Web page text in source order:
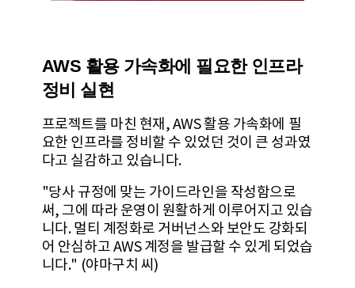
AWS 활용 가속화에 필요한 인프라
정비 실현
프로젝트를 마친 현재, AWS 활용 가속화에 필
요한 인프라를 정비할 수 있었던 것이 큰 성과였
다고 실감하고 있습니다.
"당사 규정에 맞는 가이드라인을 작성함으로
써, 그에 따라 운영이 원활하게 이루어지고 있습
니다. 멀티 계정화로 거버넌스와 보안도 강화되
어 안심하고 AWS 계정을 발급할 수 있게 되었습
니다." (야마구치 씨)